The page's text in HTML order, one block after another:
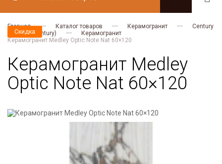
Главная Каталог товаров Керамогранит
Century
MEDLEY (Century)
Керамогранит
Керамогранит Medley Optic Note Nat 60×120
Керамогранит Medley
Optic Note Nat 60×120
Скидка